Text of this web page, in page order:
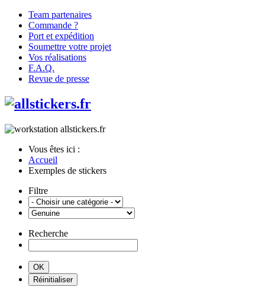
Team partenaires
Commande ?
Port et expédition
Soumettre votre projet
Vos réalisations
F.A.Q.
Revue de presse
Vous êtes ici :
Accueil
Exemples de stickers
Filtre
Recherche